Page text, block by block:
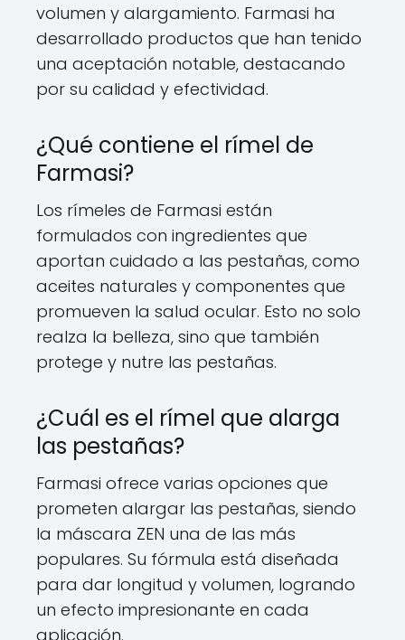
volumen y alargamiento. Farmasi ha
desarrollado productos que han tenido
una aceptación notable, destacando
por su calidad y efectividad.
¿Qué contiene el rímel de
Farmasi?
Los rímeles de Farmasi están
formulados con ingredientes que
aportan cuidado a las pestañas, como
aceites naturales y componentes que
promueven la salud ocular. Esto no solo
realza la belleza, sino que también
protege y nutre las pestañas.
¿Cuál es el rímel que alarga
las pestañas?
Farmasi ofrece varias opciones que
prometen alargar las pestañas, siendo
la máscara ZEN una de las más
populares. Su fórmula está diseñada
para dar longitud y volumen, logrando
un efecto impresionante en cada
aplicación.